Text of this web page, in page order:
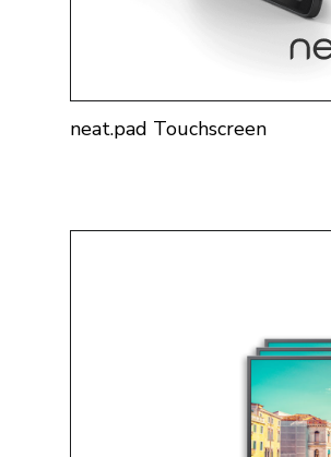
neat.pad Touchscreen